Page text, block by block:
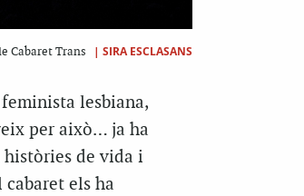
Cabaret Trans | SIRA ESCLASANS
lesbiana,
per això… ja ha
històries de vida i
cabaret els ha